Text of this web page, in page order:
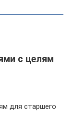
с целям
для старшего